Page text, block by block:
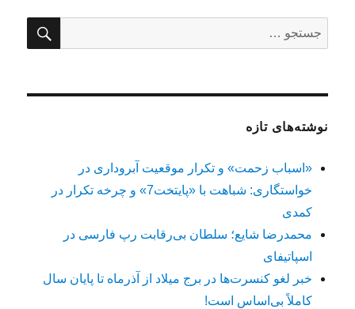
برای:
نوشته‌های تازه
«اسباب زحمت» و تکرار موقعیت آبروداری در
خواستگاری: شباهت با «پایتخت7» و چرخه تکرار در
کمدی
محمدرضا شایع؛ سلطان بی‌رقابت رپ فارسی در
اسپاتیفای
خبر لغو کنسرت‌ها در برج میلاد از آذرماه تا پایان سال
کاملاً بی‌اساس است!